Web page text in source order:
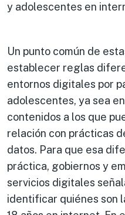
y adolescentes en
Un punto común de
establecer reglas
entornos digitales por
adolescentes, ya sea
contenidos a los que
relación con prácticas
datos. Para que esa
práctica, gobiernos y
servicios digitales
identificar quiénes son